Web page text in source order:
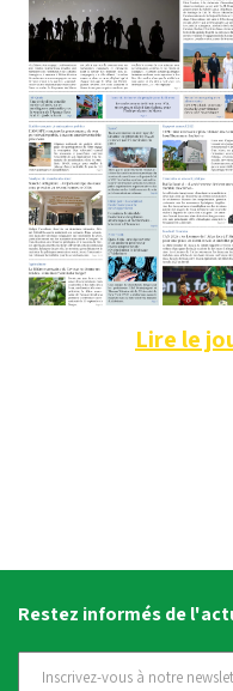
Lire le
Restez informés de